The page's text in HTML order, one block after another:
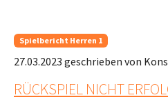
Spielbericht Herren 1
27.03.2023 geschrieben von
RÜCKSPIEL NICHT